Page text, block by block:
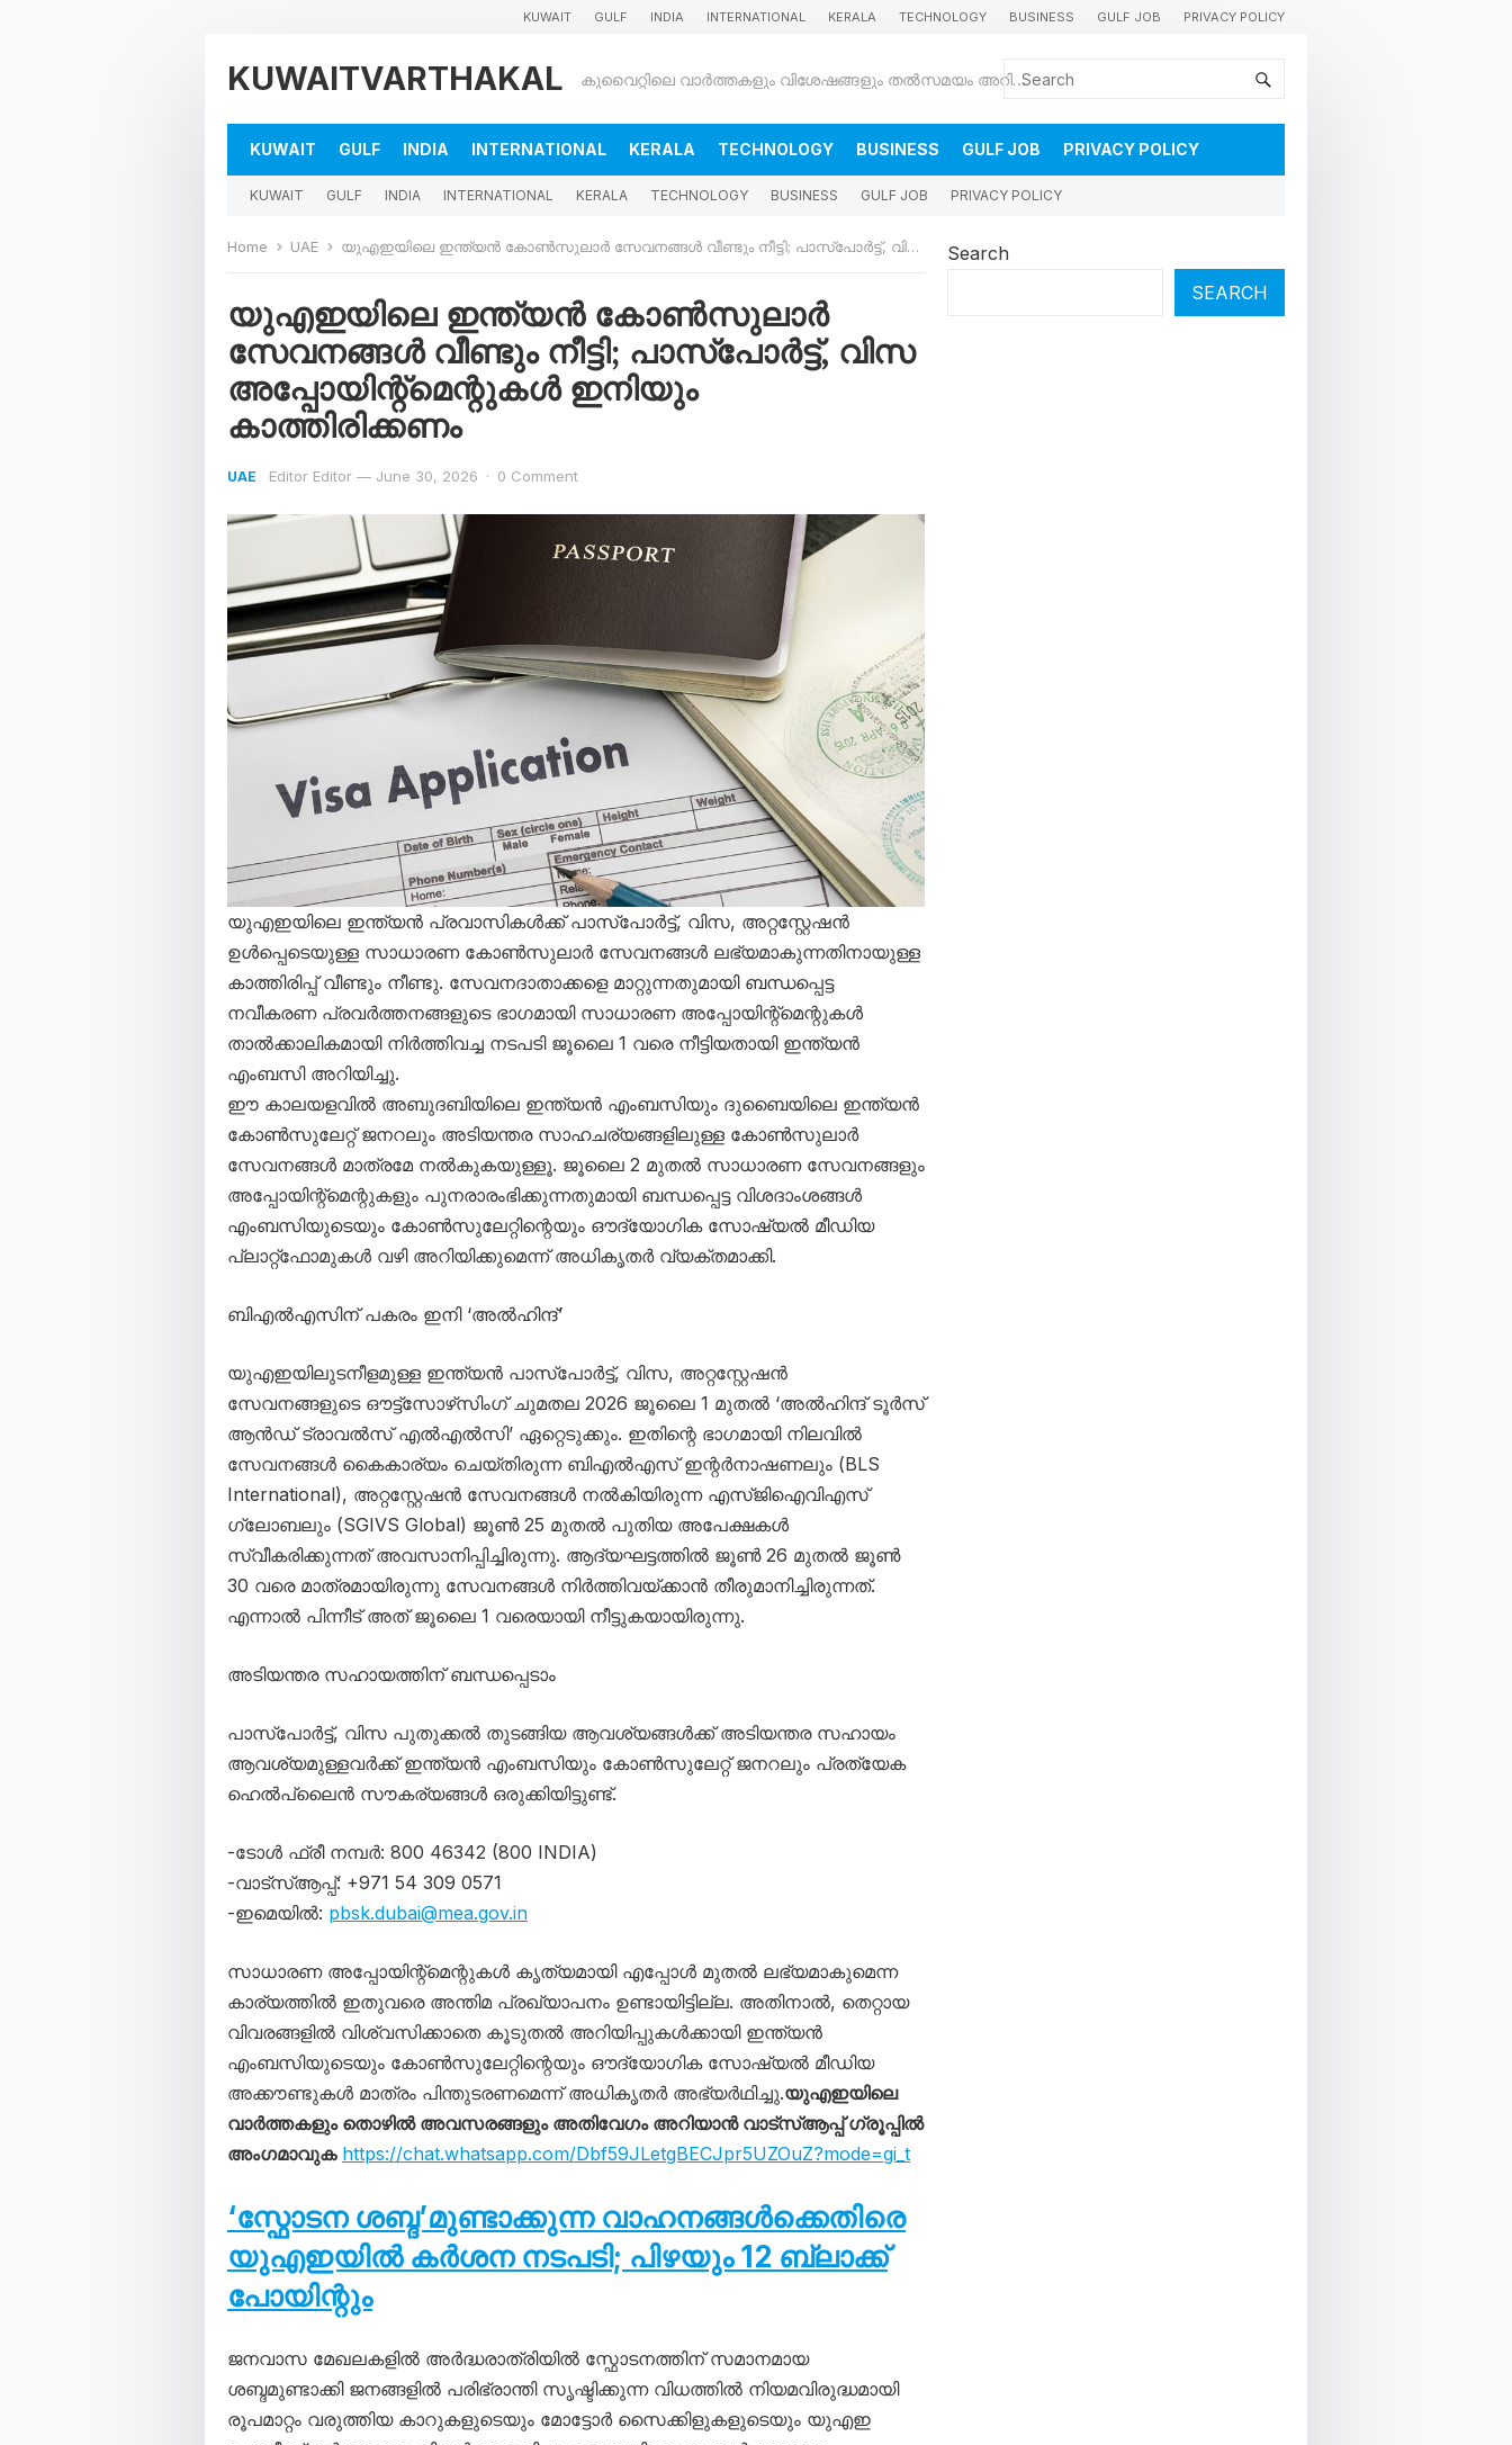
KUWAIT GULF INDIA INTERNATIONAL KERALA TECHNOLOGY BUSINESS GULF JOB PRIVACY POLICY
KUWAITVARTHAKAL കുവൈറ്റിലെ വാർത്തകളും വിശേഷങ്ങളും തൽസമയം അറിയാൻ
KUWAIT GULF INDIA INTERNATIONAL KERALA TECHNOLOGY BUSINESS GULF JOB PRIVACY POLICY
KUWAIT GULF INDIA INTERNATIONAL KERALA TECHNOLOGY BUSINESS GULF JOB PRIVACY POLICY
Home UAE യുഎഇയിലെ ഇന്ത്യൻ കോൺസുലാർ സേവനങ്ങൾ വീണ്ടും നീട്ടി; പാസ്‌പോർട്ട്, വിസ അപ്പോയിന്റ്മെന്റുകൾ ഇനിയും കാത്തിരിക്കണം
യുഎഇയിലെ ഇന്ത്യൻ കോൺസുലാർ
സേവനങ്ങൾ വീണ്ടും നീട്ടി; പാസ്‌പോർട്ട്, വിസ
അപ്പോയിന്റ്മെന്റുകൾ ഇനിയും
കാത്തിരിക്കണം
UAE Editor Editor — June 30, 2026 · 0 Comment
യുഎഇയിലെ ഇന്ത്യൻ പ്രവാസികൾക്ക് പാസ്‌പോർട്ട്, വിസ, അറ്റസ്റ്റേഷൻ
ഉൾപ്പെടെയുള്ള സാധാരണ കോൺസുലാർ സേവനങ്ങൾ ലഭ്യമാകുന്നതിനായുള്ള
കാത്തിരിപ്പ് വീണ്ടും നീണ്ടു. സേവനദാതാക്കളെ മാറ്റുന്നതുമായി ബന്ധപ്പെട്ട
നവീകരണ പ്രവർത്തനങ്ങളുടെ ഭാഗമായി സാധാരണ അപ്പോയിന്റ്മെന്റുകൾ
താൽക്കാലികമായി നിർത്തിവച്ച നടപടി ജൂലൈ 1 വരെ നീട്ടിയതായി ഇന്ത്യൻ
എംബസി അറിയിച്ചു.
ഈ കാലയളവിൽ അബുദബിയിലെ ഇന്ത്യൻ എംബസിയും ദുബൈയിലെ ഇന്ത്യൻ
കോൺസുലേറ്റ് ജനറലും അടിയന്തര സാഹചര്യങ്ങളിലുള്ള കോൺസുലാർ
സേവനങ്ങൾ മാത്രമേ നൽകുകയുള്ളൂ. ജൂലൈ 2 മുതൽ സാധാരണ സേവനങ്ങളും
അപ്പോയിന്റ്മെന്റുകളും പുനരാരംഭിക്കുന്നതുമായി ബന്ധപ്പെട്ട വിശദാംശങ്ങൾ
എംബസിയുടെയും കോൺസുലേറ്റിന്റെയും ഔദ്യോഗിക സോഷ്യൽ മീഡിയ
പ്ലാറ്റ്‌ഫോമുകൾ വഴി അറിയിക്കുമെന്ന് അധികൃതർ വ്യക്തമാക്കി.
ബിഎൽഎസിന് പകരം ഇനി ‘അൽഹിന്ദ്’
യുഎഇയിലുടനീളമുള്ള ഇന്ത്യൻ പാസ്‌പോർട്ട്, വിസ, അറ്റസ്റ്റേഷൻ
സേവനങ്ങളുടെ ഔട്ട്‌സോഴ്‌സിംഗ് ചുമതല 2026 ജൂലൈ 1 മുതൽ ‘അൽഹിന്ദ് ടൂർസ്
ആൻഡ് ട്രാവൽസ് എൽഎൽസി’ ഏറ്റെടുക്കും. ഇതിന്റെ ഭാഗമായി നിലവിൽ
സേവനങ്ങൾ കൈകാര്യം ചെയ്തിരുന്ന ബിഎൽഎസ് ഇന്റർനാഷണലും (BLS
International), അറ്റസ്റ്റേഷൻ സേവനങ്ങൾ നൽകിയിരുന്ന എസ്ജിഐവിഎസ്
ഗ്ലോബലും (SGIVS Global) ജൂൺ 25 മുതൽ പുതിയ അപേക്ഷകൾ
സ്വീകരിക്കുന്നത് അവസാനിപ്പിച്ചിരുന്നു. ആദ്യഘട്ടത്തിൽ ജൂൺ 26 മുതൽ ജൂൺ
30 വരെ മാത്രമായിരുന്നു സേവനങ്ങൾ നിർത്തിവയ്ക്കാൻ തീരുമാനിച്ചിരുന്നത്.
എന്നാൽ പിന്നീട് അത് ജൂലൈ 1 വരെയായി നീട്ടുകയായിരുന്നു.
അടിയന്തര സഹായത്തിന് ബന്ധപ്പെടാം
പാസ്‌പോർട്ട്, വിസ പുതുക്കൽ തുടങ്ങിയ ആവശ്യങ്ങൾക്ക് അടിയന്തര സഹായം
ആവശ്യമുള്ളവർക്ക് ഇന്ത്യൻ എംബസിയും കോൺസുലേറ്റ് ജനറലും പ്രത്യേക
ഹെൽപ്‌ലൈൻ സൗകര്യങ്ങൾ ഒരുക്കിയിട്ടുണ്ട്.
-ടോൾ ഫ്രീ നമ്പർ: 800 46342 (800 INDIA)
-വാട്‌സ്ആപ്പ്: +971 54 309 0571
-ഇമെയിൽ: pbsk.dubai@mea.gov.in
സാധാരണ അപ്പോയിന്റ്മെന്റുകൾ കൃത്യമായി എപ്പോൾ മുതൽ ലഭ്യമാകുമെന്ന
കാര്യത്തിൽ ഇതുവരെ അന്തിമ പ്രഖ്യാപനം ഉണ്ടായിട്ടില്ല. അതിനാൽ, തെറ്റായ
വിവരങ്ങളിൽ വിശ്വസിക്കാതെ കൂടുതൽ അറിയിപ്പുകൾക്കായി ഇന്ത്യൻ
എംബസിയുടെയും കോൺസുലേറ്റിന്റെയും ഔദ്യോഗിക സോഷ്യൽ മീഡിയ
അക്കൗണ്ടുകൾ മാത്രം പിന്തുടരണമെന്ന് അധികൃതർ അഭ്യർഥിച്ചു.യുഎഇയിലെ
വാർത്തകളും തൊഴിൽ അവസരങ്ങളും അതിവേഗം അറിയാൻ വാട്സ്ആപ്പ് ഗ്രൂപ്പിൽ
അംഗമാവുക https://chat.whatsapp.com/Dbf59JLetgBECJpr5UZOuZ?mode=gi_t
‘സ്ഫോടന ശബ്ദ’മുണ്ടാക്കുന്ന വാഹനങ്ങൾക്കെതിരെ
യുഎഇയിൽ കർശന നടപടി; പിഴയും 12 ബ്ലാക്ക്
പോയിന്റും
ജനവാസ മേഖലകളിൽ അർദ്ധരാത്രിയിൽ സ്ഫോടനത്തിന് സമാനമായ
ശബ്ദമുണ്ടാക്കി ജനങ്ങളിൽ പരിഭ്രാന്തി സൃഷ്ടിക്കുന്ന വിധത്തിൽ നിയമവിരുദ്ധമായി
രൂപമാറ്റം വരുത്തിയ കാറുകളുടെയും മോട്ടോർ സൈക്കിളുകളുടെയും യുഎഇ
Search
SEARCH